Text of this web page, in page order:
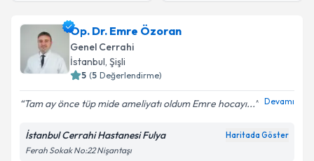
Op. Dr. Emre Özoran
Genel Cerrahi
İstanbul, Şişli
5 (5 Değerlendirme)
Tam ay önce tüp mide ameliyatı oldum Emre hocayı... Devamı
İstanbul Cerrahi Hastanesi Fulya Haritada Göster
Ferah Sokak No:22 Nişantaşı